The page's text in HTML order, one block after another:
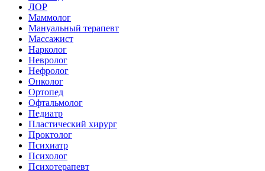
ЛОР
Маммолог
Мануальный терапевт
Массажист
Нарколог
Невролог
Нефролог
Онколог
Ортопед
Офтальмолог
Педиатр
Пластический хирург
Проктолог
Психиатр
Психолог
Психотерапевт